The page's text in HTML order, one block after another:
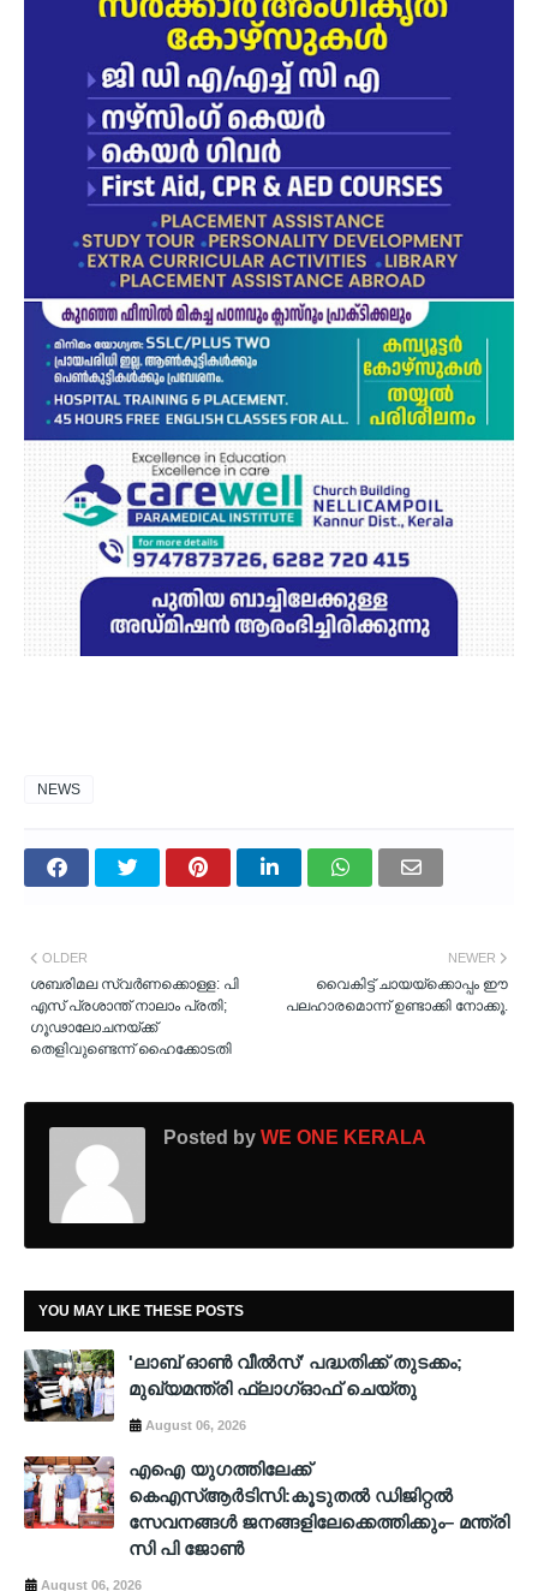
NEWS
NEWER
വൈകിട്ട് ചായയ്ക്കൊപ്പം ഈ
പലഹാരമൊന്ന് ഉണ്ടാക്കി നോക്കൂ.
OLDER
ശബരിമല സ്വർണക്കൊള്ള: പി
എസ് പ്രശാന്ത് നാലാം പ്രതി;
ഗൂഢാലോചനയ്ക്ക്
തെളിവുണ്ടെന്ന് ഹൈക്കോടതി
Posted by WE ONE KERALA
YOU MAY LIKE THESE POSTS
'ലാബ് ഓൺ വീൽസ്' പദ്ധതിക്ക് തുടക്കം;
മുഖ്യമന്ത്രി ഫ്ലാഗ്ഓഫ് ചെയ്തു
August 06, 2026
എഐ യുഗത്തിലേക്ക്
കെഎസ്ആർടിസി:കൂടുതൽ ഡിജിറ്റൽ
സേവനങ്ങൾ ജനങ്ങളിലേക്കെത്തിക്കും– മന്ത്രി
സി പി ജോൺ
August 06, 2026